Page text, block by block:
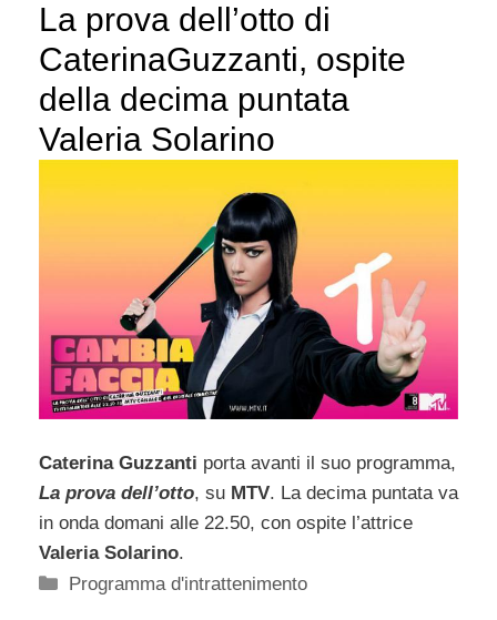
La prova dell’otto di
CaterinaGuzzanti, ospite
della decima puntata
Valeria Solarino
Caterina Guzzanti porta avanti il suo programma,
La prova dell’otto, su MTV. La decima puntata va
in onda domani alle 22.50, con ospite l’attrice
Valeria Solarino.
Categorie
Programma d'intrattenimento